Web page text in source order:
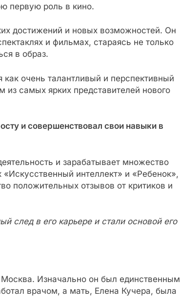
первую роль в кино.
достижений и новых возможностей. Он
и фильмах, стараясь не только
в образ.
очень талантливый и перспективный
из самых ярких представителей нового
и совершенствовал свои навыки в
и зарабатывает множество
интеллект» и «Ребенок»,
положительных отзывов от критиков и
след в его карьере и стали основой его
Изначально он был единственным
врачом, а мать, Елена Кучера, была